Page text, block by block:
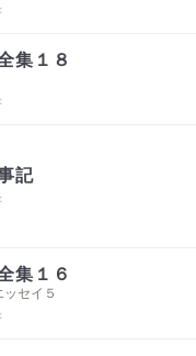
集１８
記
集１６
セイ５